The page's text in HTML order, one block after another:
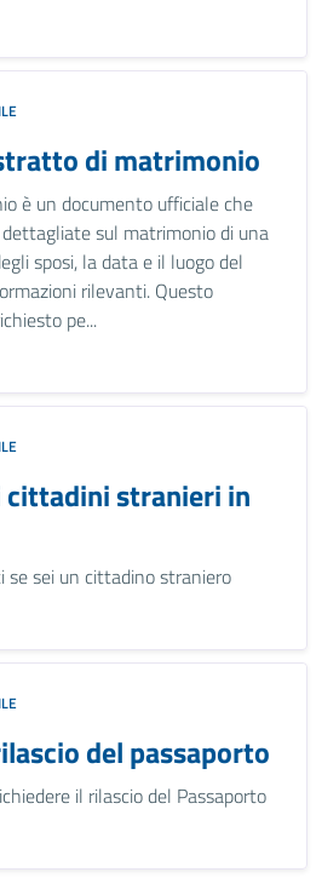
di matrimonio
è un documento ufficiale che
sul matrimonio di una
sposi, la data e il luogo del
rilevanti. Questo
pe...
stranieri in
se sei un cittadino straniero
del passaporto
il rilascio del Passaporto